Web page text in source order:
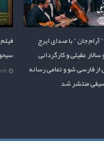
آرام جان ” با صدای ایرج
عقیلی و کارگردانی
فارسی شو و تمامی رسانه
منتشر شد
۲۶ اسفند ۱۴۰۲